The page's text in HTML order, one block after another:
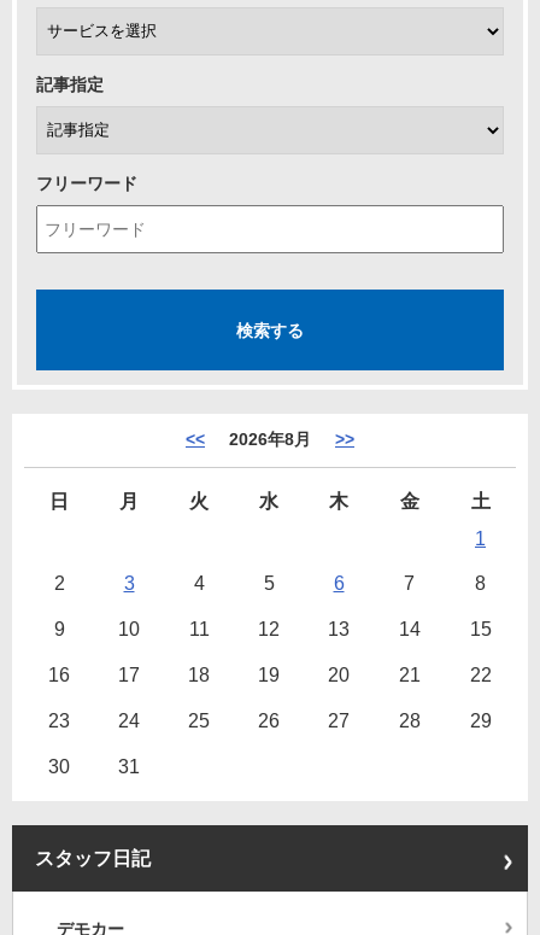
記事指定
フリーワード
<< 2026年8月 >>
日 月 火 水 木 金
土
1
2 3 4 5 6 7 8
9 10 11 12 13 14 15
16 17 18 19 20 21 22
23 24 25 26 27 28 29
30 31
スタッフ日記
デモカー